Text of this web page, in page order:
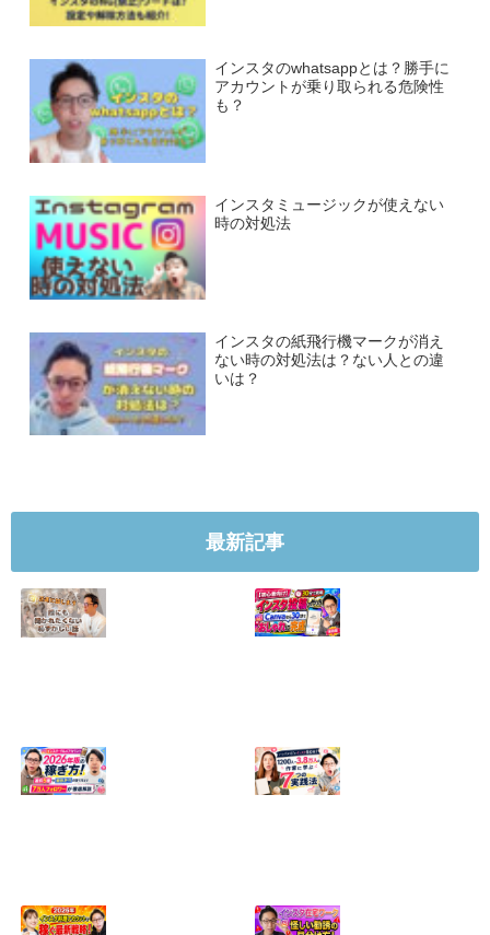
インスタのwhatsappとは？勝手に
アカウントが乗り取られる危険性
も？
インスタミュージックが使えない
時の対処法
インスタの紙飛行機マークが消え
ない時の対処法は？ない人との違
いは？
最新記事
たくなかった、僕
のいちばん恥ずか
しい話
方！Canvaなら30
分でおしゃれに完
成
版の稼ぎ方！案件
5種や撮影許可の
1200人→3.8万人
の作家に学ぶ7つ